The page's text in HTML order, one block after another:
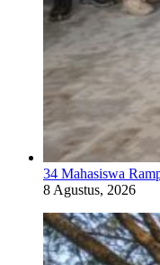
34 Mahasiswa
8 Agustus, 2026